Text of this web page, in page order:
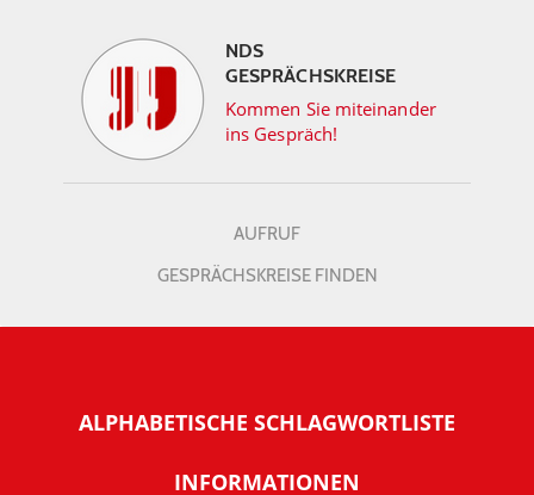
NDS
GESPRÄCHSKREISE
Kommen Sie miteinander
ins Gespräch!
AUFRUF
GESPRÄCHSKREISE FINDEN
ALPHABETISCHE SCHLAGWORTLISTE
INFORMATIONEN